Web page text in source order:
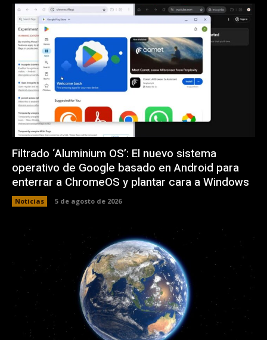
Filtrado ‘Aluminium OS’: El nuevo sistema
operativo de Google basado en Android para
enterrar a ChromeOS y plantar cara a Windows
Noticias 5 de agosto de 2026